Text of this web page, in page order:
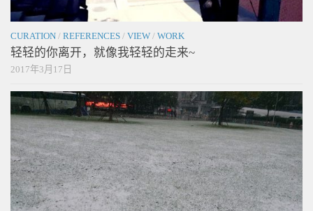
CURATION / REFERENCES / VIEW / WORK
轻轻的你离开，就像我轻轻的走来~
2017年3月17日